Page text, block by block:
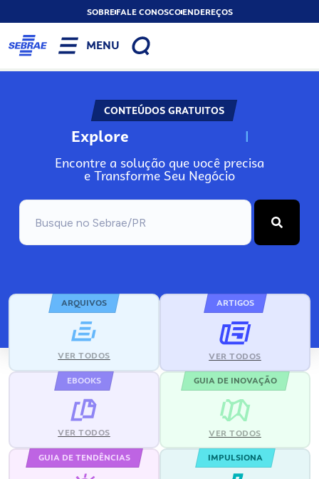
SOBREFALE CONOSCOENDEREÇOS
MENU
CONTEÚDOS GRATUITOS
Explore N
Encontre a solução que você precisa
e Transforme Seu Negócio
ARQUIVOS
VER TODOS
ARTIGOS
VER TODOS
EBOOKS
VER TODOS
GUIA DE INOVAÇÃO
VER TODOS
GUIA DE TENDÊNCIAS IMPULSIONA